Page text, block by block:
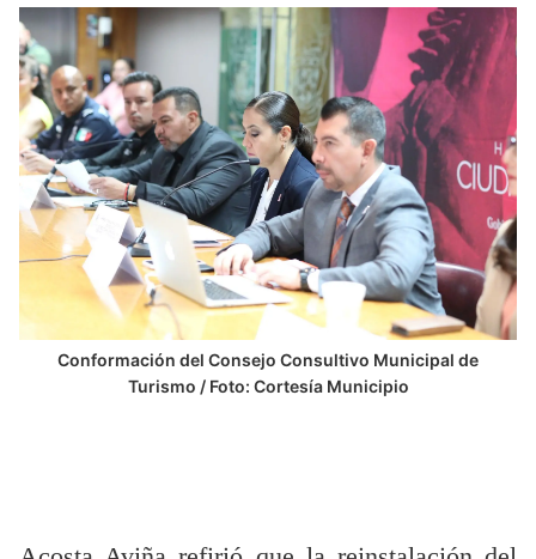
Conformación del Consejo Consultivo Municipal de
Turismo / Foto: Cortesía Municipio